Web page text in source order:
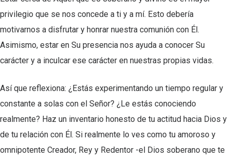
privilegio que se nos concede a ti y a mí. Esto debería
motivarnos a disfrutar y honrar nuestra comunión con Él.
Asimismo, estar en Su presencia nos ayuda a conocer Su
carácter y a inculcar ese carácter en nuestras propias vidas.
Así que reflexiona: ¿Estás experimentando un tiempo regular y
constante a solas con el Señor? ¿Le estás conociendo
realmente? Haz un inventario honesto de tu actitud hacia Dios y
de tu relación con Él. Si realmente lo ves como tu amoroso y
omnipotente Creador, Rey y Redentor -el Dios soberano que te